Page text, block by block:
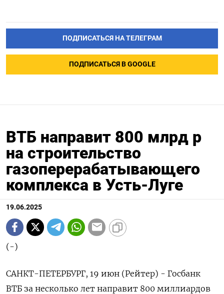
ПОДПИСАТЬСЯ НА ТЕЛЕГРАМ
ПОДПИСАТЬСЯ В GOOGLE
ВТБ направит 800 млрд р
на строительство
газоперерабатывающего
комплекса в Усть-Луге
19.06.2025
(-)
САНКТ-ПЕТЕРБУРГ, 19 июн (Рейтер) - Госбанк
ВТБ за несколько лет направит 800 миллиардов